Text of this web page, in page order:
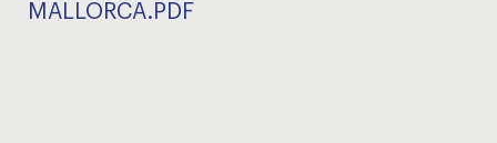
MALLORCA.PDF